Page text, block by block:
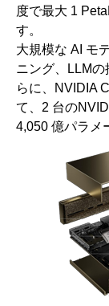
度で最大 1
す。
大規模な AI モ
ニング、LLM
らに、NVIDIA
て、2 台の
4,050 億パラメ